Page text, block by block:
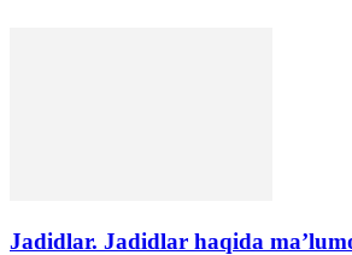
Jadidlar. Jadidlar haqida